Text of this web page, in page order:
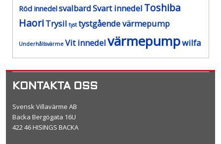
Röd innedelsvalbardSvart innedel Toshiba
HaoriTrysil tyst tystgående värmepump
Underhållsvärme Vit innedelvärmepumpwilfa
KONTAKTA OSS
Svensk Villavärme AB
Backa Bergögata 16U
422 46 HISINGS BACKA